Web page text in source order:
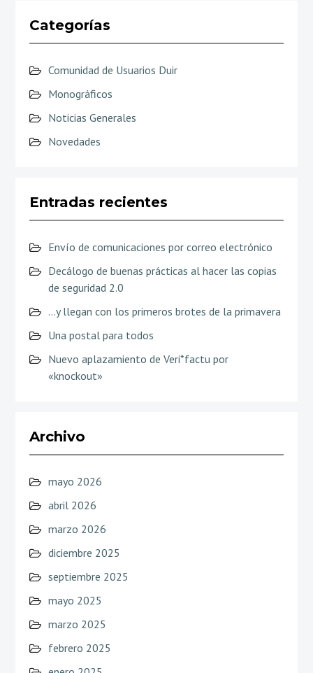
Categorías
Comunidad de Usuarios Duir
Monográficos
Noticias Generales
Novedades
Entradas recientes
Envío de comunicaciones por correo electrónico
Decálogo de buenas prácticas al hacer las copias
de seguridad 2.0
…y llegan con los primeros brotes de la primavera
Una postal para todos
Nuevo aplazamiento de Veri*factu por
«knockout»
Archivo
mayo 2026
abril 2026
marzo 2026
diciembre 2025
septiembre 2025
mayo 2025
marzo 2025
febrero 2025